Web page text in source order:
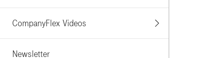
CompanyFlex Videos
Newsletter